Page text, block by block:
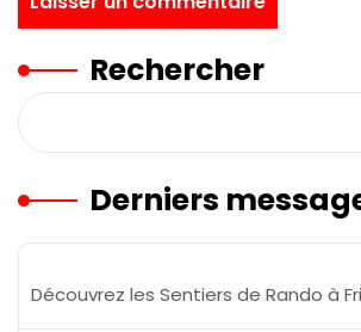
Rechercher
Derniers
Découvrez les Sentiers de Rando à